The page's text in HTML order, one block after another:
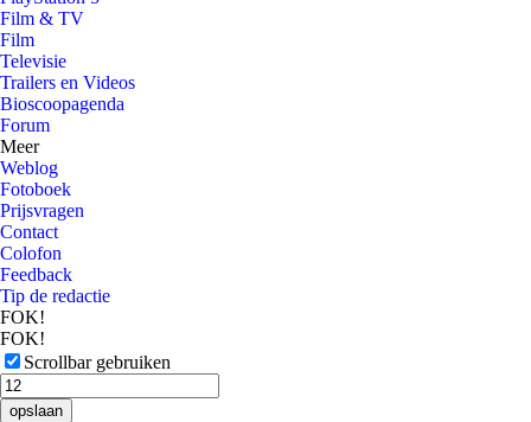
Film & TV
Film
Televisie
Trailers en Videos
Bioscoopagenda
Forum
Meer
Weblog
Fotoboek
Prijsvragen
Contact
Colofon
Feedback
Tip de redactie
FOK!
FOK!
Scrollbar gebruiken
opslaan